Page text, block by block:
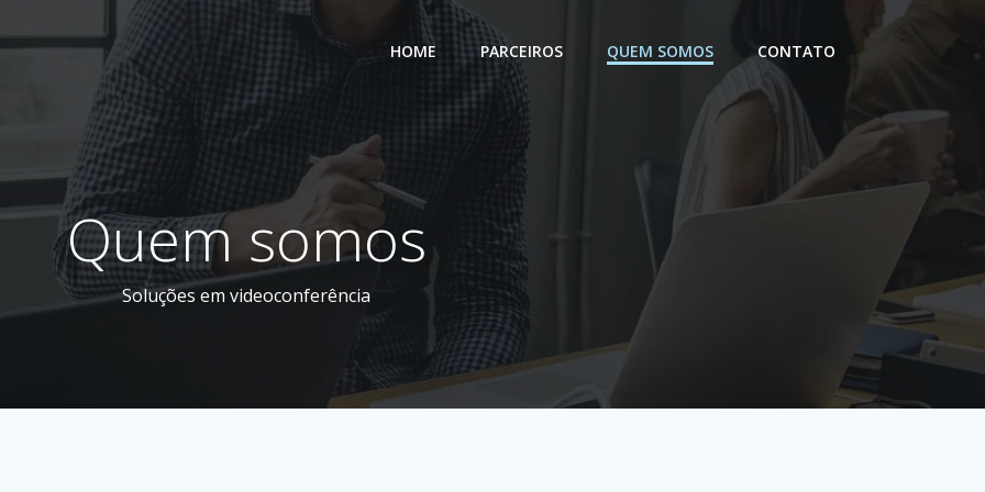
HOME PARCEIROS QUEM SOMOS CONTATO
Quem somos
Soluções em videoconferência